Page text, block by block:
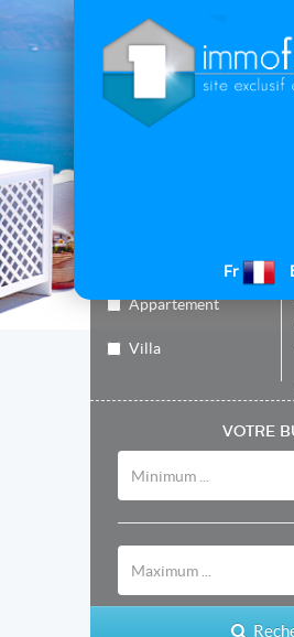
Fr
Site
Appartement
Villa
VOTRE